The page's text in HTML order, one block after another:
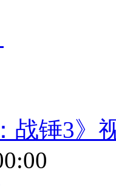
战锤3》